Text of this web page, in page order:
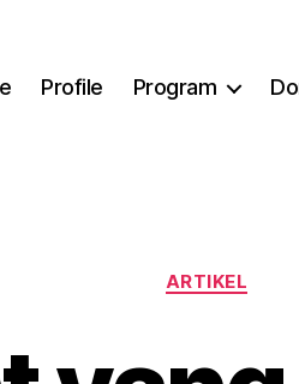
Profile Program
Categories
ARTIKEL